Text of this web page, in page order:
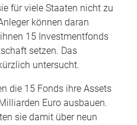
für viele Staaten nicht zu
können daran
15 Investmentfonds
setzen. Das
untersucht.
die 15 Fonds ihre Assets
Euro ausbauen.
sie damit über neun